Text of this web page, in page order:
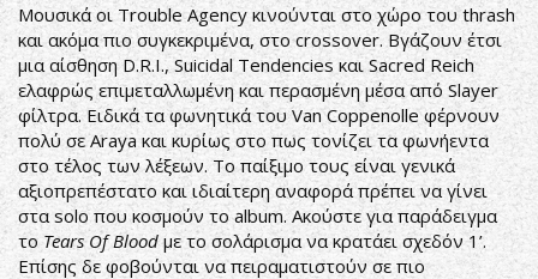
Μουσικά οι Trouble Agency κινούνται στο χώρο του thrash
και ακόμα πιο συγκεκριμένα, στο crossover. Βγάζουν έτσι
μια αίσθηση D.R.I., Suicidal Tendencies και Sacred Reich
ελαφρώς επιμεταλλωμένη και περασμένη μέσα από Slayer
φίλτρα. Ειδικά τα φωνητικά του Van Coppenolle φέρνουν
πολύ σε Araya και κυρίως στο πως τονίζει τα φωνήεντα
στο τέλος των λέξεων. Το παίξιμο τους είναι γενικά
αξιοπρεπέστατο και ιδιαίτερη αναφορά πρέπει να γίνει
στα solo που κοσμούν το album. Ακούστε για παράδειγμα
τοTears Of Bloodμε το σολάρισμα να κρατάει σχεδόν 1’.
Επίσης δε φοβούνται να πειραματιστούν σε πιο